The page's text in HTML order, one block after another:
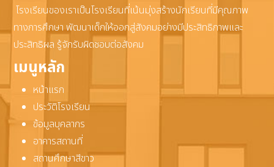
โรงเรียนของเราเป็นโรงเรียนที่เน้นมุ่งสร้างนักเรียนที่มีคุณภาพ
ทางการศึกษา พัฒนาเด็กให้ออกสู่สังคมอย่างมีประสิทธิภาพและ
ประสิทธิผล รู้จักรับผิดชอบต่อสังคม
เมนูหลัก
หน้าแรก
ประวัติโรงเรียน
ข้อมูลบุคลากร
อาคารสถานที่
สถานศึกษาสีขาว